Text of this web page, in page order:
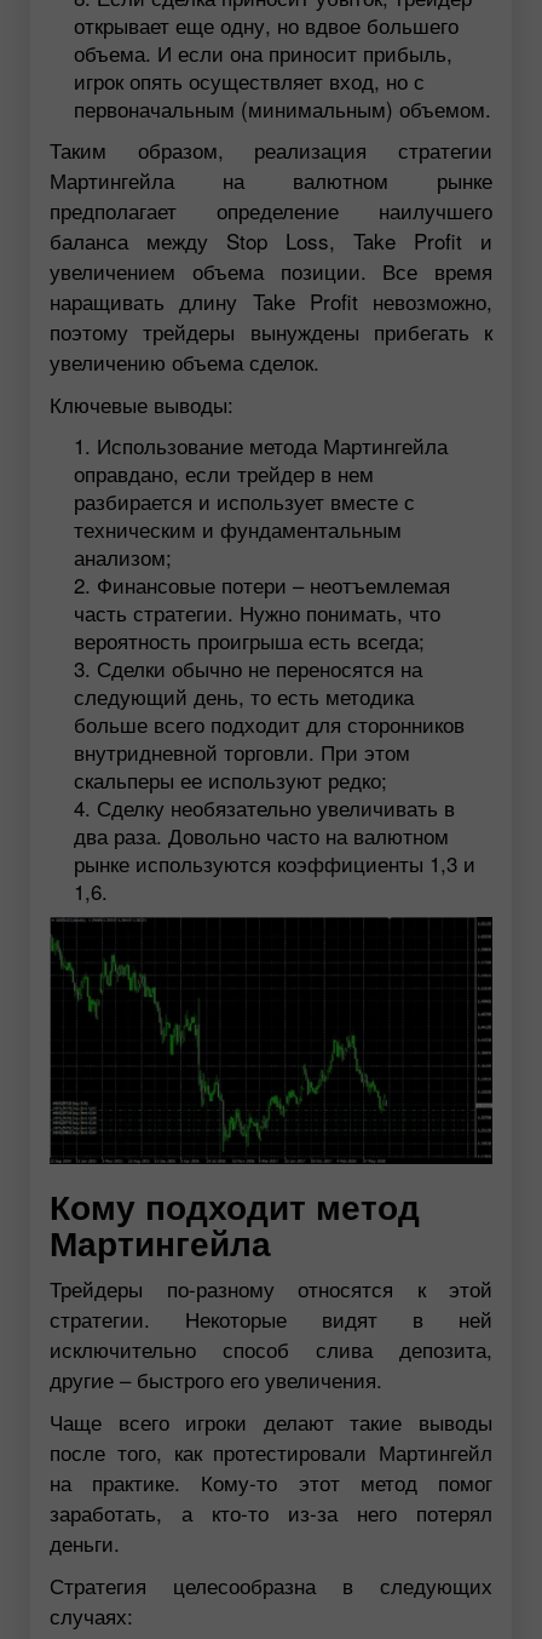
открывает еще одну, но вдвое большего
объема. И если она приносит прибыль,
игрок опять осуществляет вход, но с
первоначальным (минимальным) объемом.
Таким образом, реализация стратегии
Мартингейла на валютном рынке
предполагает определение наилучшего
баланса между Stop Loss, Take Profit и
увеличением объема позиции. Все время
наращивать длину Take Profit невозможно,
поэтому трейдеры вынуждены прибегать к
увеличению объема сделок.
Ключевые выводы:
Использование метода Мартингейла
оправдано, если трейдер в нем
разбирается и использует вместе с
техническим и фундаментальным
анализом;
Финансовые потери – неотъемлемая
часть стратегии. Нужно понимать, что
вероятность проигрыша есть всегда;
Сделки обычно не переносятся на
следующий день, то есть методика
больше всего подходит для сторонников
внутридневной торговли. При этом
скальперы ее используют редко;
Сделку необязательно увеличивать в
два раза. Довольно часто на валютном
рынке используются коэффициенты 1,3 и
1,6.
Кому подходит метод
Мартингейла
Трейдеры по-разному относятся к этой
стратегии. Некоторые видят в ней
исключительно способ слива депозита,
другие – быстрого его увеличения.
Чаще всего игроки делают такие выводы
после того, как протестировали Мартингейл
на практике. Кому-то этот метод помог
заработать, а кто-то из-за него потерял
деньги.
Стратегия целесообразна в следующих
случаях: